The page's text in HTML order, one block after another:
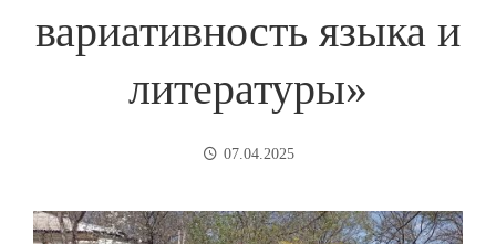
вариативность языка и
литературы»
07.04.2025